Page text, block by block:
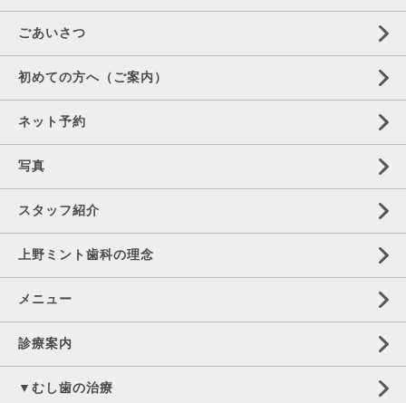
ごあいさつ
初めての方へ（ご案内）
ネット予約
写真
スタッフ紹介
上野ミント歯科の理念
メニュー
診療案内
▼むし歯の治療